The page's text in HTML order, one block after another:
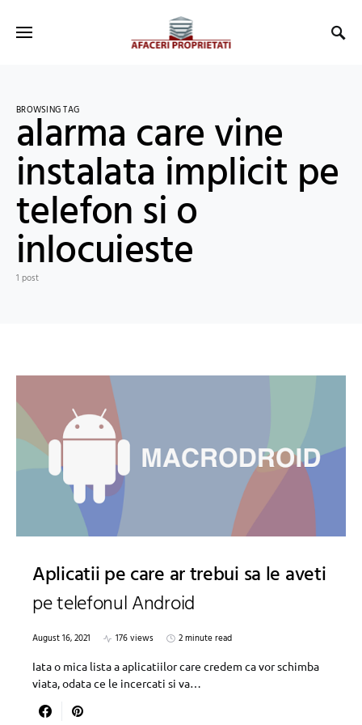
BROWSING TAG
alarma care vine
instalata implicit pe
telefon si o
inlocuieste
1 post
Aplicatii pe care ar trebui sa le aveti
pe telefonul Android
August 16, 2021 176 views
2 minute read
Iata o mica lista a aplicatiilor care credem ca vor schimba
viata, odata ce le incercati si va…